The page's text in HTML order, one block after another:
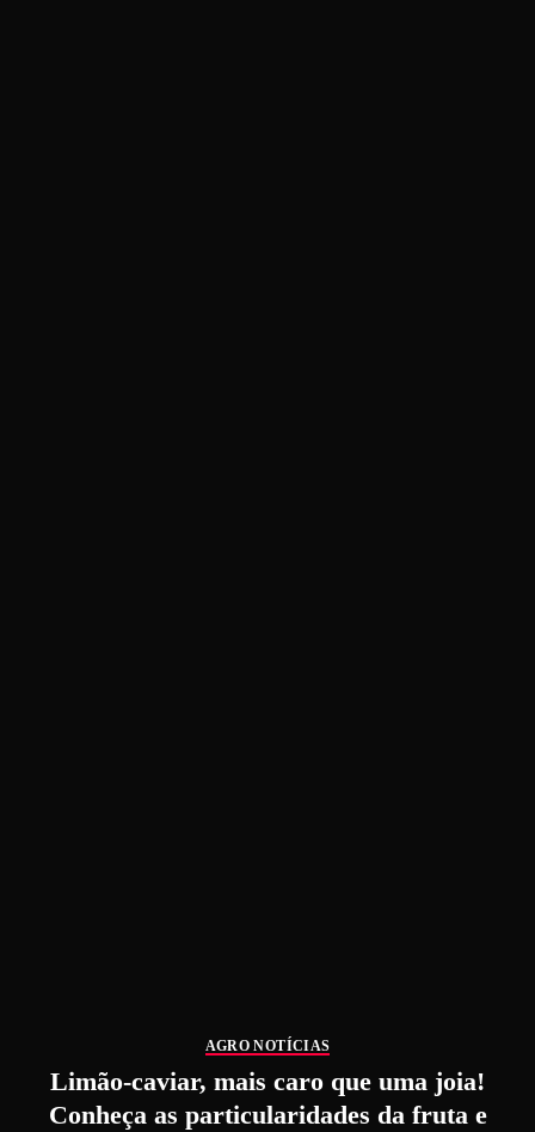
AGRO NOTÍCIAS
Limão-caviar, mais caro que uma joia!
Conheça as particularidades da fruta e